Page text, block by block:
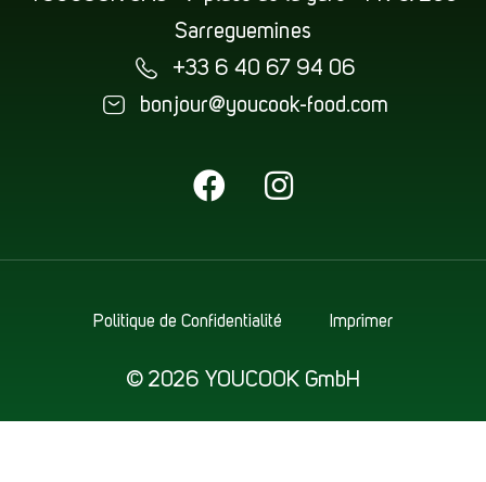
+33 6 40 67 94 06
bonjour@youcook-food.com
Sarreguemines
© 2026 YOUCOOK GmbH
Politique de Confidentialité Imprimer